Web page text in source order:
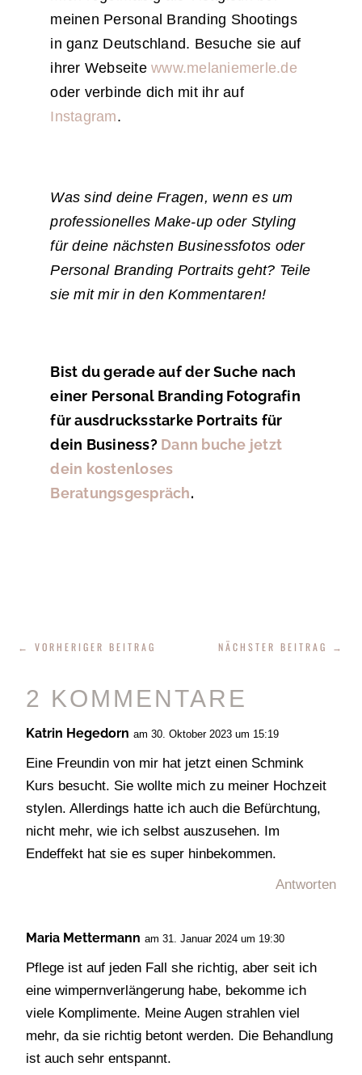
meinen Personal Branding Shootings
in ganz Deutschland. Besuche sie auf
ihrer Webseitewww.melaniemerle.de
oder verbinde dich mit ihr auf
Instagram.
Was sind deine Fragen, wenn es um
professionelles Make-up oder Styling
für deine nächsten Businessfotos oder
Personal Branding Portraits geht? Teile
sie mit mir in den Kommentaren!
Bist du gerade auf der Suche nach
einer Personal Branding Fotografin
für ausdrucksstarke Portraits für
dein Business? Dann buche jetzt
dein kostenloses
Beratungsgespräch.
← VORHERIGER BEITRAG NÄCHSTER BEITRAG →
2 KOMMENTARE
Katrin Hegedorn am 30. Oktober 2023 um 15:19
Eine Freundin von mir hat jetzt einen Schmink
Kurs besucht. Sie wollte mich zu meiner Hochzeit
stylen. Allerdings hatte ich auch die Befürchtung,
nicht mehr, wie ich selbst auszusehen. Im
Endeffekt hat sie es super hinbekommen.
Antworten
Maria Mettermann am 31. Januar 2024 um 19:30
Pflege ist auf jeden Fall she richtig, aber seit ich
eine wimpernverlängerung habe, bekomme ich
viele Komplimente. Meine Augen strahlen viel
mehr, da sie richtig betont werden. Die Behandlung
ist auch sehr entspannt.